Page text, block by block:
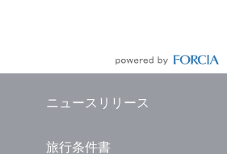
ニュースリリース
旅行条件書